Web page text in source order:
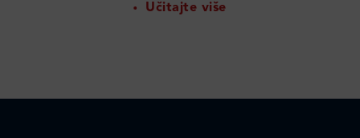
Učitajte više